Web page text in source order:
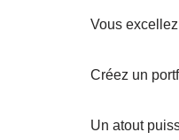
Vous
Créez un
Un atout